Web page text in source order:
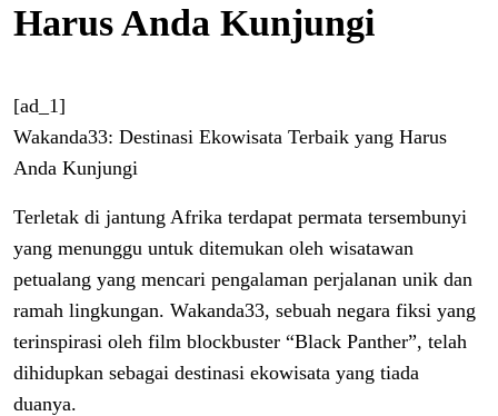
Harus Anda Kunjungi
[ad_1]
Wakanda33: Destinasi Ekowisata Terbaik yang Harus
Anda Kunjungi
Terletak di jantung Afrika terdapat permata tersembunyi
yang menunggu untuk ditemukan oleh wisatawan
petualang yang mencari pengalaman perjalanan unik dan
ramah lingkungan. Wakanda33, sebuah negara fiksi yang
terinspirasi oleh film blockbuster “Black Panther”, telah
dihidupkan sebagai destinasi ekowisata yang tiada
duanya.